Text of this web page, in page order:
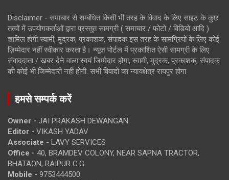
Disclaimer - समाचार से सम्बंधित किसी भी तरह के विवाद के लिए साइट के कुछ
तत्वों में उपयोगकर्ताओं द्वारा प्रस्तुत सामग्री ( समाचार / फोटो / विडियो आदि )
शामिल होगी स्वामी, मुद्रक, प्रकाशक, संपादक इस तरह के सामग्रियों के लिए कोई
ज़िम्मेदार नहीं स्वीकार करता है। न्यूज़ पोर्टल में प्रकाशित ऐसी सामग्री के लिए
संवाददाता / खबर देने वाला स्वयं जिम्मेदार होगा, स्वामी, मुद्रक, प्रकाशक, संपादक
की कोई भी जिम्मेदारी नहीं होगी. सभी विवादों का न्यायक्षेत्र रायपुर होगा
हमसे सम्पर्क करें
Owner - JAI PRAKASH DEWANGAN
Editor - VIKASH YADAV
Associate - LAVY SERVICES
Office - 40, BRAMDEV COLONY, NEAR SAPNA TRACTOR,
BHATAON, RAIPUR C.G.
Mobile - 9753444500